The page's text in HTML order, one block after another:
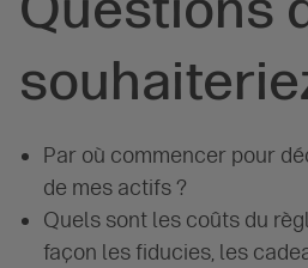
Par où commencer pour
de mes actifs ?
Quels sont les coûts du
façon les fiducies, les